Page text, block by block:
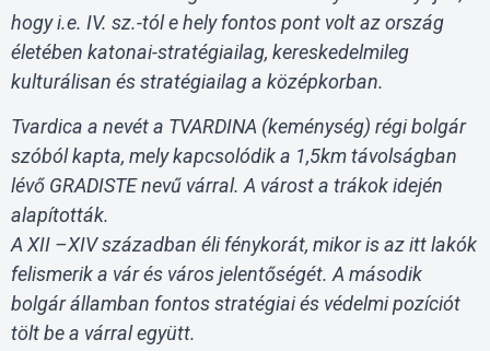
hogy i.e. IV. sz.-tól e hely fontos pont volt az ország
életében katonai-stratégiailag, kereskedelmileg
kulturálisan és stratégiailag a középkorban.
Tvardica a nevét a TVARDINA (keménység) régi bolgár
szóból kapta, mely kapcsolódik a 1,5km távolságban
lévő GRADISTE nevű várral. A várost a trákok idején
alapították.
A XII –XIV században éli fénykorát, mikor is az itt lakók
felismerik a vár és város jelentőségét. A második
bolgár államban fontos stratégiai és védelmi pozíciót
tölt be a várral együtt.